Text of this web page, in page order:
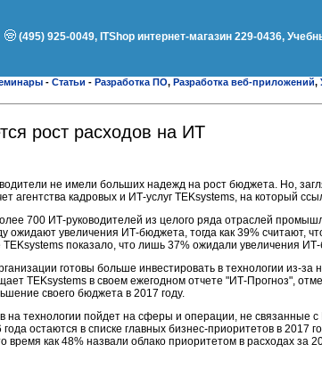
(495) 925-0049, ITShop интернет-магазин 229-0436,
- Статьи - Разработка ПО, Разработка веб-приложений,
рост расходов на ИТ
не имели больших надежд на рост бюджета. Но,
агентства кадровых и ИТ-услуг TEKsystems, на который
700 ИТ-руководителей из целого ряда отраслей
ожидают увеличения ИТ-бюджета, тогда как 39% считают,
TEKsystems показало, что лишь 37% ожидали увеличения
готовы больше инвестировать в технологии из-за
TEKsystems в своем ежегодном отчете "ИТ-Прогноз",
своего бюджета в 2017 году.
на технологии пойдет на сферы и операции, не связанные с
остаются в списке главных бизнес-приоритетов в 2017
как 48% назвали облако приоритетом в расходах за